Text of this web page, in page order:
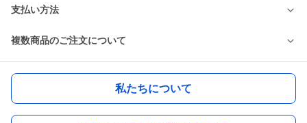
支払い方法
複数商品のご注文について
私たちについて